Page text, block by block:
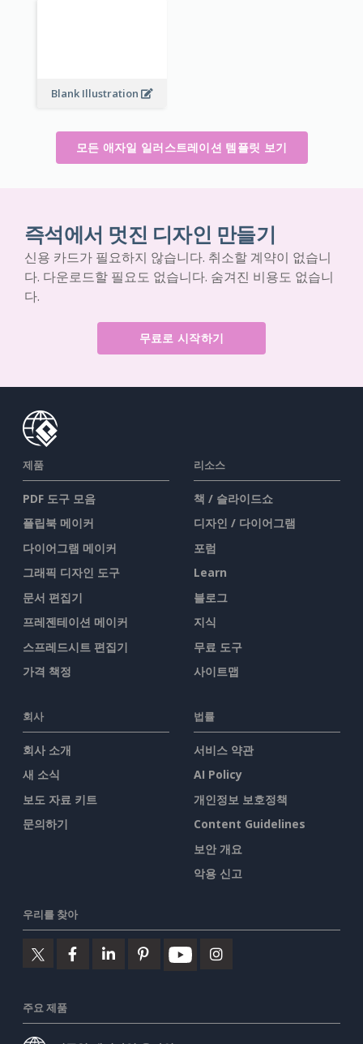
Blank Illustration
모든 애자일 일러스트레이션 템플릿 보기
즉석에서 멋진 디자인 만들기
신용 카드가 필요하지 않습니다. 취소할 계약이 없습니
다. 다운로드할 필요도 없습니다. 숨겨진 비용도 없습니
다.
무료로 시작하기
제품
PDF 도구 모음
플립북 메이커
다이어그램 메이커
그래픽 디자인 도구
문서 편집기
프레젠테이션 메이커
스프레드시트 편집기
가격 책정
리소스
책 / 슬라이드쇼
디자인 / 다이어그램
포럼
Learn
블로그
지식
무료 도구
사이트맵
회사
회사 소개
새 소식
보도 자료 키트
문의하기
법률
서비스 약관
AI Policy
개인정보 보호정책
Content Guidelines
보안 개요
악용 신고
우리를 찾아
주요 제품